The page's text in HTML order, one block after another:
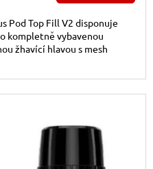
Pod Top Fill V2 disponuje
kompletně vybavenou
žhavící hlavou s mesh